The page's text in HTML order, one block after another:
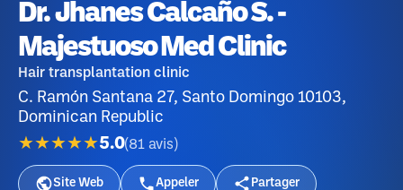
Dr. Jhanes Calcaño S. -
Majestuoso Med Clinic
Hair transplantation clinic
C. Ramón Santana 27, Santo Domingo 10103,
Dominican Republic
★★★★★5.0(81 avis )
Site Web Appeler Partager